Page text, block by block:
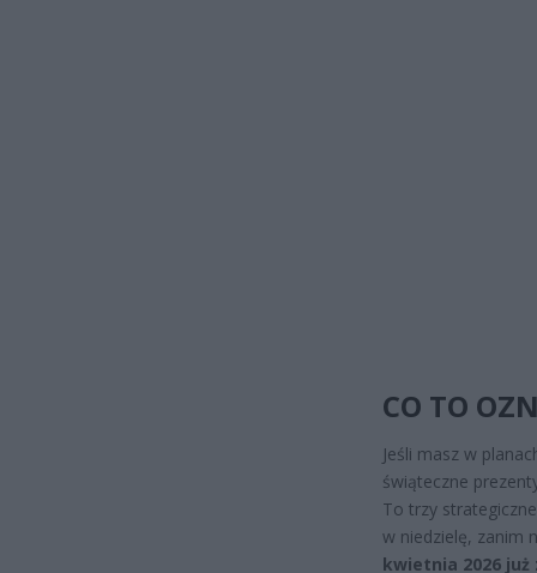
CO TO
Jeśli masz w
świąteczne
To trzy
w niedzielę, zanim
kwietnia 2026 już